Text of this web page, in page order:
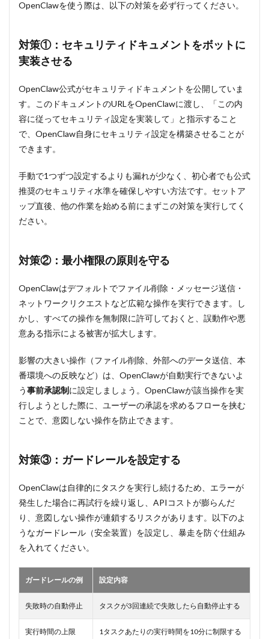
OpenClawを使う際は、以下の対策を必ず行ってください。
対策①：セキュリティドキュメントをボットに
実装させる
OpenClaw公式がセキュリティドキュメントを公開していま
す。このドキュメントのURLをOpenClawに渡し、「この内
容に従ってセキュリティ設定を実装して」と指示すること
で、OpenClaw自身にセキュリティ設定を構築させることが
できます。
手動で1つずつ設定するよりも漏れが少なく、初心者でも公式
推奨のセキュリティ水準を確保しやすい方法です。セットア
ップ直後、他の作業を始める前にまずこの対策を実行してく
ださい。
対策②：最小権限の原則を守る
OpenClawはデフォルトでファイル削除・メッセージ送信・
ネットワークリクエストなど広範な操作を実行できます。し
かし、すべての操作を無制限に許可しておくと、誤動作や悪
意ある指示による被害が拡大します。
影響の大きい操作（ファイル削除、外部へのデータ送信、本
番環境への反映など）は、OpenClawが自動実行できないよ
う事前承認制に設定しましょう。OpenClawが該当操作を実
行しようとした際に、ユーザーの承認を求めるフローを挟む
ことで、意図しない操作を防止できます。
対策③：ガードレールを設定する
OpenClawは自律的にタスクを実行し続けるため、エラーが
発生した場合に再試行を繰り返し、APIコストが膨らんだ
り、意図しない操作が連鎖するリスクがあります。以下のよ
うなガードレール（安全装置）を設定し、暴走を防ぐ仕組み
を入れてください。
ガードレールの例 設定内容
失敗時の自動停止 タスクが3回連続で失敗したら自動停止する
実行時間の上限 1タスクあたりの実行時間を10分に制限する